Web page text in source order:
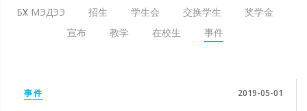
БҮХ МЭДЭЭ 招生 学生会 交换学生
奖学金
宣布
教学 在校生 事件
事件 2019-05-01